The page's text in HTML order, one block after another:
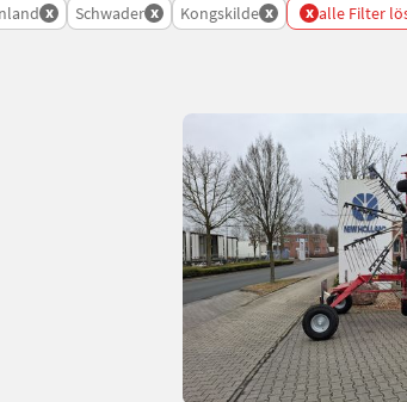
x Schwader x Kongskilde x x alle Filter